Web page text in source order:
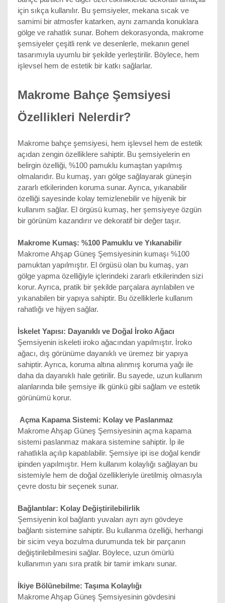
için sıkça kullanılır. Bu şemsiyeler, mekana sıcak ve
samimi bir atmosfer katarken, aynı zamanda konuklara
gölge ve rahatlık sunar. Bohem dekorasyonda, makrome
şemsiyeler çeşitli renk ve desenlerle, mekanın genel
tasarımıyla uyumlu bir şekilde yerleştirilir. Böylece, hem
işlevsel hem de estetik bir katkı sağlarlar.
Makrome Bahçe Şemsiyesi
Özellikleri Nelerdir?
Makrome bahçe şemsiyesi, hem işlevsel hem de estetik
açıdan zengin özelliklere sahiptir. Bu şemsiyelerin en
belirgin özelliği, %100 pamuklu kumaştan yapılmış
olmalarıdır. Bu kumaş, yarı gölge sağlayarak güneşin
zararlı etkilerinden koruma sunar. Ayrıca, yıkanabilir
özelliği sayesinde kolay temizlenebilir ve hijyenik bir
kullanım sağlar. El örgüsü kumaş, her şemsiyeye özgün
bir görünüm kazandırır ve dekoratif bir değer taşır.
Makrome Kumaş: %100 Pamuklu ve Yıkanabilir
Makrome Ahşap Güneş Şemsiyesinin kumaşı %100
pamuktan yapılmıştır. El örgüsü olan bu kumaş, yarı
gölge yapma özelliğiyle içlerindeki zararlı etkilerinden sizi
korur. Ayrıca, pratik bir şekilde parçalara ayrılabilen ve
yıkanabilen bir yapıya sahiptir. Bu özelliklerle kullanım
rahatlığı ve hijyen sağlar.
İskelet Yapısı: Dayanıklı ve Doğal İroko Ağacı
Şemsiyenin iskeleti iroko ağacından yapılmıştır. İroko
ağacı, dış görünüme dayanıklı ve üremez bir yapıya
sahiptir. Ayrıca, koruma altına alınmış koruma yağı ile
daha da dayanıklı hale getirilir. Bu sayede, uzun kullanım
alanlarında bile şemsiye ilk günkü gibi sağlam ve estetik
görünümü korur.
Açma Kapama Sistemi: Kolay ve Paslanmaz
Makrome Ahşap Güneş Şemsiyesinin açma kapama
sistemi paslanmaz makara sistemine sahiptir. İp ile
rahatlıkla açılıp kapatılabilir. Şemsiye ipi ise doğal kendir
ipinden yapılmıştır. Hem kullanım kolaylığı sağlayan bu
sistemiyle hem de doğal özellikleriyle üretilmiş olmasıyla
çevre dostu bir seçenek sunar.
Bağlantılar: Kolay Değiştirilebilirlik
Şemsiyenin kol bağlantı yuvaları ayrı ayrı gövdeye
bağlantı sistemine sahiptir. Bu kullanma özelliği, herhangi
bir sicim veya bozulma durumunda tek bir parçanın
değiştirilebilmesini sağlar. Böylece, uzun ömürlü
kullanımın yanı sıra pratik bir tamir imkanı sunar.
İkiye Bölünebilme: Taşıma Kolaylığı
Makrome Ahşap Güneş Şemsiyesinin gövdesini